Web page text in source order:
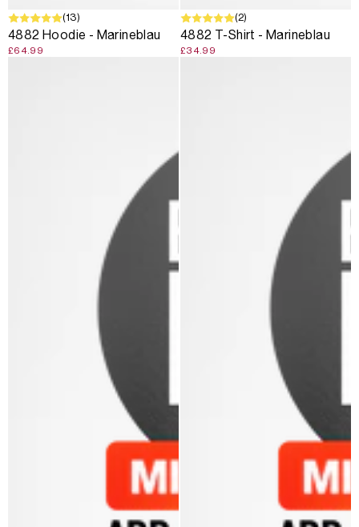
(13)
4882 Hoodie - Marineblau
£64.99
(2)
4882 T-Shirt - Marineblau
£34.99